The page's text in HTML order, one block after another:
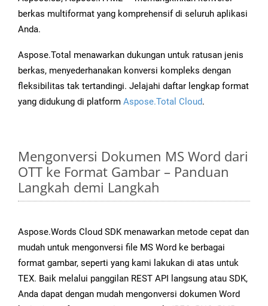
berkas multiformat yang komprehensif di seluruh aplikasi
Anda.
Aspose.Total menawarkan dukungan untuk ratusan jenis
berkas, menyederhanakan konversi kompleks dengan
fleksibilitas tak tertandingi. Jelajahi daftar lengkap format
yang didukung di platform Aspose.Total Cloud.
Mengonversi Dokumen MS Word dari
OTT ke Format Gambar – Panduan
Langkah demi Langkah
Aspose.Words Cloud SDK menawarkan metode cepat dan
mudah untuk mengonversi file MS Word ke berbagai
format gambar, seperti yang kami lakukan di atas untuk
TEX. Baik melalui panggilan REST API langsung atau SDK,
Anda dapat dengan mudah mengonversi dokumen Word